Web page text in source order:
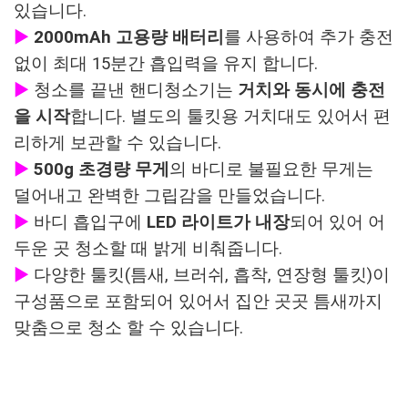
있습니다.
▶ 2000mAh 고용량 배터리 를 사용하여 추가 충전
없이 최대 15분간 흡입력을 유지 합니다.
▶ 청소를 끝낸 핸디청소기는 거치와 동시에 충전
을 시작합니다. 별도의 툴킷용 거치대도 있어서 편
리하게 보관할 수 있습니다.
▶ 500g 초경량 무게 의 바디로 불필요한 무게는
덜어내고 완벽한 그립감을 만들었습니다.
▶ 바디 흡입구에 LED 라이트가 내장되어 있어 어
두운 곳 청소할 때 밝게 비춰줍니다.
▶ 다양한 툴킷(틈새, 브러쉬, 흡착, 연장형 툴킷)이
구성품으로 포함되어 있어서 집안 곳곳 틈새까지
맞춤으로 청소 할 수 있습니다.